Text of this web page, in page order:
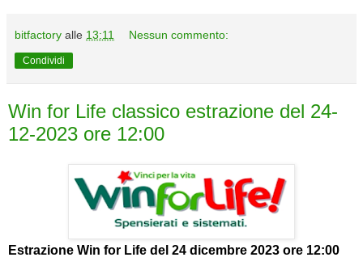
bitfactory alle 13:11 Nessun commento:
Condividi
Win for Life classico estrazione del 24-
12-2023 ore 12:00
Estrazione Win for Life del 24 dicembre 2023 ore 12:00